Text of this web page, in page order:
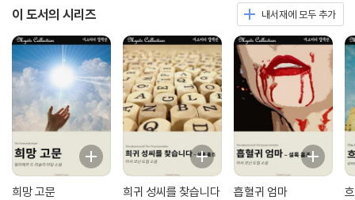
이 도서의 시리즈 내서재에 모두 추가
희망 고문 희귀 성씨를 찾습니다 흡혈귀 엄마